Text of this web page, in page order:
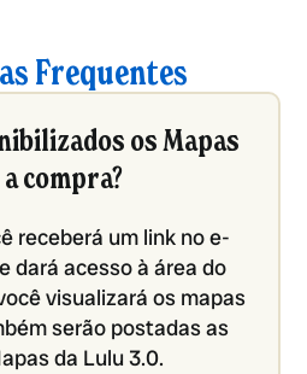
Frequentes
os Mapas
compra?
receberá um link no e-
dará acesso à área do
visualizará os mapas
serão postadas as
da Lulu 3.0.